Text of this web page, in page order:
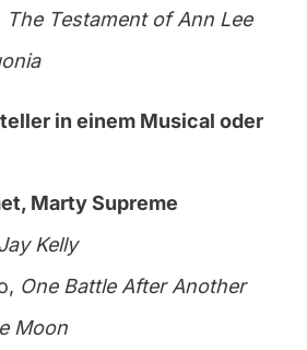
The Testament of Ann Lee
in einem Musical oder
Marty Supreme
Kelly
One Battle After Another
Moon